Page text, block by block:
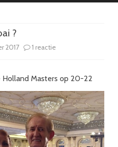
de
inhoud
?
2017 1 reactieop
dansen
in
Dubai
?
Holland Masters op 20-22